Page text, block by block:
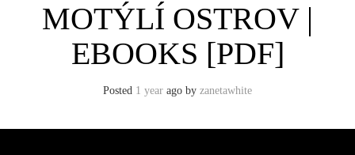
MOTÝLÍ OSTROV |
EBOOKS [PDF]
Posted 1 year ago by zanetawhite